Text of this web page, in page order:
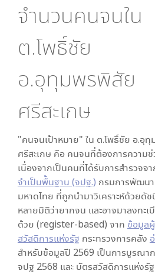
จำนวนคนจนใน
ต.โพธิ์ชัย
อ.อุทุมพรพิสัย
ศรีสะเกษ
"คนจนเป้าหมาย" ใน ต.โพธิ์ชัย อ.อุ
ศรีสะเกษ คือ คนจนที่ต้องการความช่
เนื่องจากเป็นคนที่ได้รับการสำรวจจ
จำเป็นพื้นฐาน (จปฐ.) กรมการพัฒน
มหาดไทย ที่ถูกนำมาวิเคราะห์ด้วยดั
หลายมิติว่ายากจน และอาจมาลงทะ
ด้วย (register-based) จาก ข้อมูล
สวัสดิการแห่งรัฐ กระทรวงการคลัง
สำหรับข้อมูลปี 2569 เป็นการบูรณาก
จปฐ 2568 และ บัตรสวัสดิการแห่งรั